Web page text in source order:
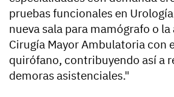
pruebas funcionales en
nueva sala para mamógrafo o
Cirugía Mayor Ambulatoria con
quirófano, contribuyendo así a
demoras asistenciales."